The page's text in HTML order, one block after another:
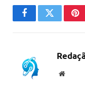
FacebookTwitter
Website